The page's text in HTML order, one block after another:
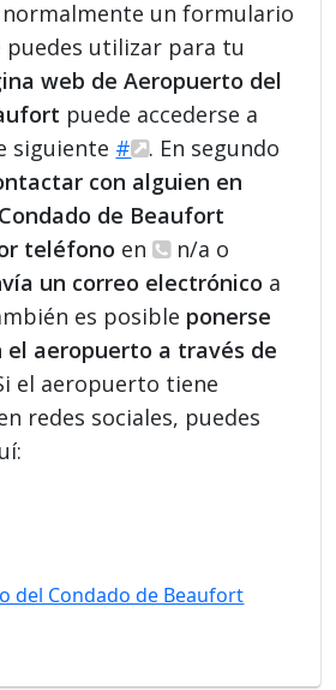
un formulario
puedes utilizar para tu
web de Aeropuerto del
puede accederse a
siguiente #
. En segundo
con alguien en
de Beaufort
teléfono en
n/a o
un correo electrónico a
es posible ponerse
el aeropuerto a través de
el aeropuerto tiene
redes sociales, puedes
del Condado de Beaufort